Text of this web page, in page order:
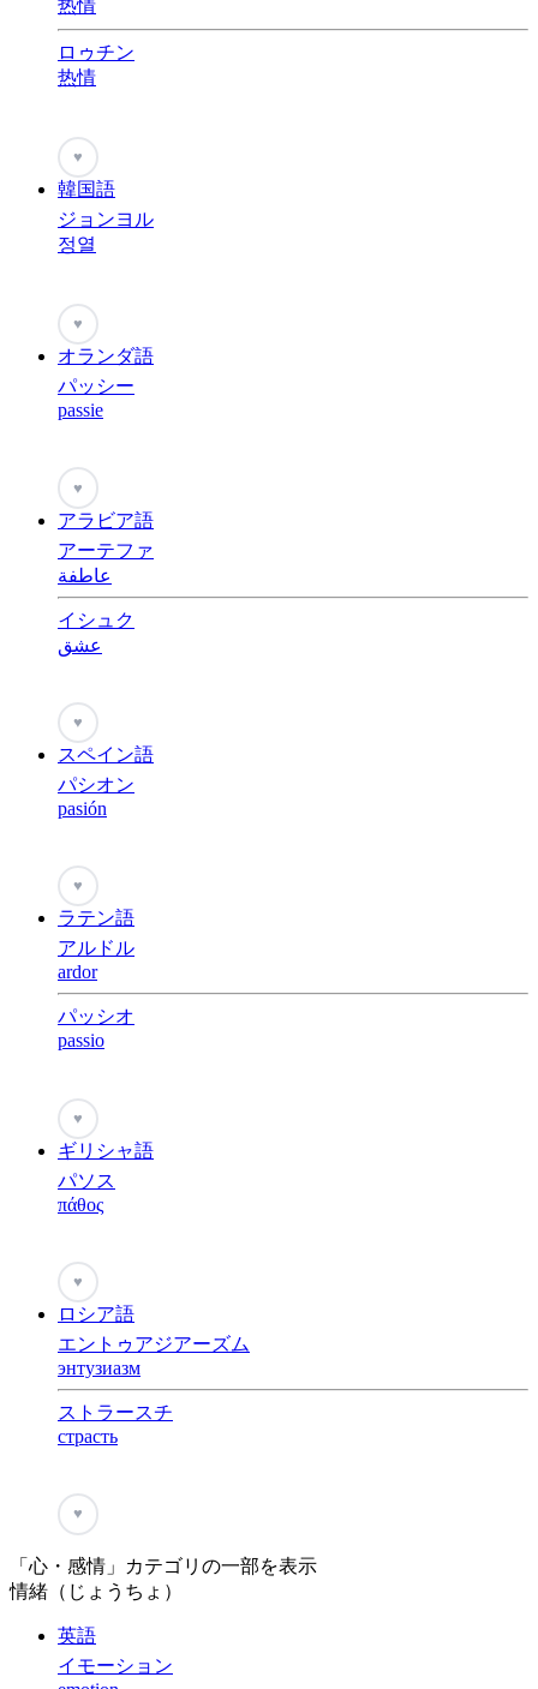
热情
ロゥチン
热情
♥
韓国語
ジョンヨル
정열
♥
オランダ語
パッシー
passie
♥
アラビア語
アーテファ
عاطفة
イシュク
عشق
♥
スペイン語
パシオン
pasión
♥
ラテン語
アルドル
ardor
パッシオ
passio
♥
ギリシャ語
パソス
πάθος
♥
ロシア語
エントゥアジアーズム
энтузиазм
ストラースチ
страсть
♥
「心・感情」カテゴリの一部を表示
情緒（じょうちょ）
英語
イモーション